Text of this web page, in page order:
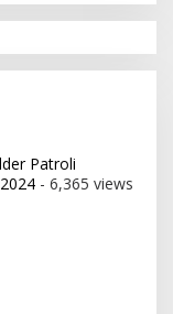
Patroli
- 6,365 views